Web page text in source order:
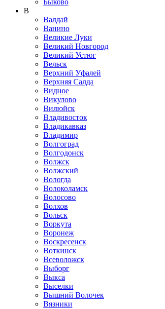
В
Валдай
Ванино
Великие Луки
Великий Новгород
Великий Устюг
Вельск
Верхний Уфалей
Верхняя Салда
Видное
Викулово
Вилюйск
Владивосток
Владикавказ
Владимир
Волгоград
Волгодонск
Волжск
Волжский
Вологда
Волоколамск
Волосово
Волхов
Вольск
Воркута
Воронеж
Воскресенск
Воткинск
Всеволожск
Выборг
Выкса
Выселки
Вышний Волочек
Вязники